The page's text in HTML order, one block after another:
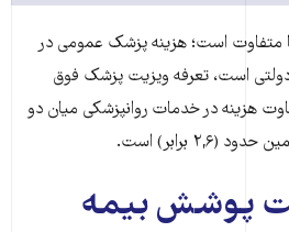
است؛ هزینه پزشک عمومی در
است، تعرفه ویزیت پزشک فوق
هزینه در خدمات روانپزشکی میان دو
برابر) است.
پوشش بیمه